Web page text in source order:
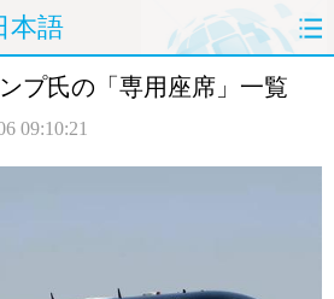
本語
政治 経済
プ氏の「専用座席」一覧
09:10:21